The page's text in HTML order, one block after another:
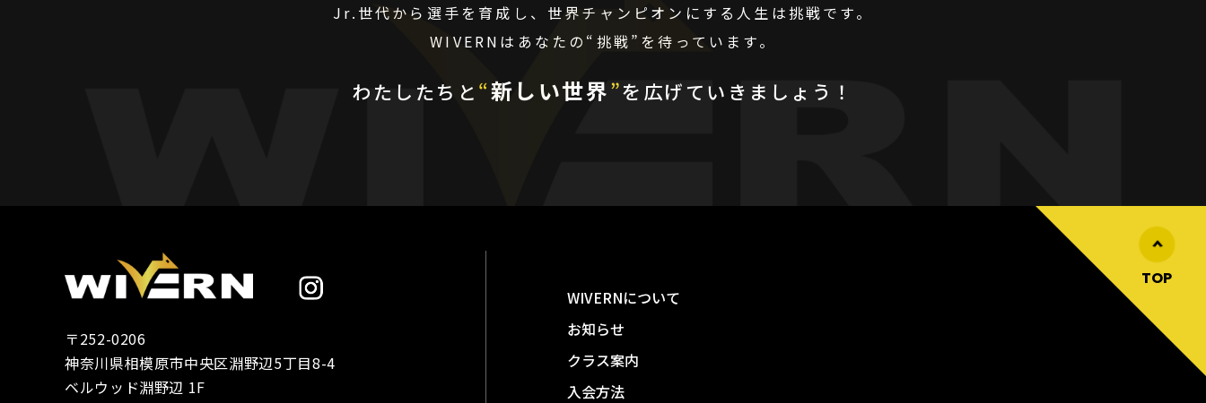
Jr.世代から選手を育成し、 世界チャンピオンにする人生は挑戦です。
WIVERNはあなたの“挑戦”を待っています。
わたしたちと “新しい世界”を 広げていきましょう！
TOP
〒252-0206
神奈川県相模原市中央区淵野辺5丁目8-4
ベルウッド淵野辺 1F
WIVERNについて
お知らせ
クラス案内
入会方法